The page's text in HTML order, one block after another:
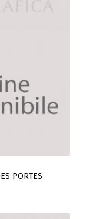
PORTES